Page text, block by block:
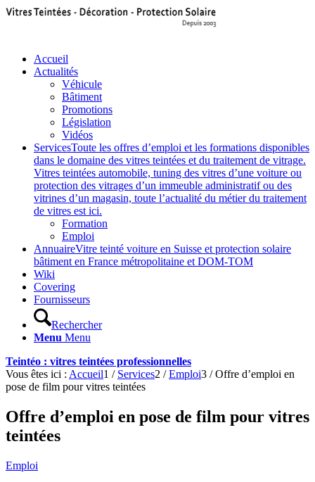
Accueil
Actualités
Véhicule
Bâtiment
Promotions
Législation
Vidéos
ServicesToute les offres d’emploi et les formations disponibles
dans le domaine des vitres teintées et du traitement de vitrage.
Vitres teintées automobile, tuning des vitres d’une voiture ou
protection des vitrages d’un immeuble administratif ou des
vitrines d’un magasin, toute l’actualité du métier du traitement
de vitres est ici.
Formation
Emploi
AnnuaireVitre teinté voiture en Suisse et protection solaire
bâtiment en France métropolitaine et DOM-TOM
Wiki
Covering
Fournisseurs
Rechercher
Menu Menu
Teintéo : vitres teintées professionnelles
Vous êtes ici : Accueil1 / Services2 / Emploi3 / Offre d’emploi en
pose de film pour vitres teintées
Offre d’emploi en pose de film pour vitres
teintées
Emploi